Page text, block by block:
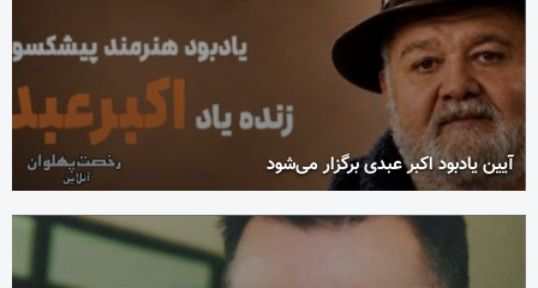
آیین یادبود اکبر عبدی برگزار می‌شود